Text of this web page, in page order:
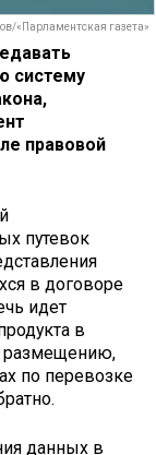
«Парламентская газета»
систему
правовой
путевок
в договоре
идет
в
размещению,
по перевозке
данных в